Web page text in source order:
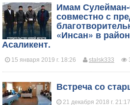
Имам
совместно с
«Инсан» в
Асаликент.
15 января 2019 г. 18:26 stalsk333
Встреча со
21 декабря 2018 г. 21:17